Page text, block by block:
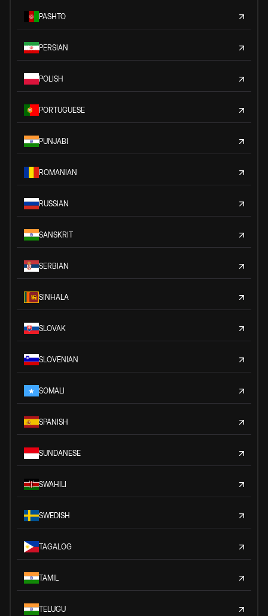
PASHTO
PERSIAN
POLISH
PORTUGUESE
PUNJABI
ROMANIAN
RUSSIAN
SANSKRIT
SERBIAN
SINHALA
SLOVAK
SLOVENIAN
SOMALI
SPANISH
SUNDANESE
SWAHILI
SWEDISH
TAGALOG
TAMIL
TELUGU